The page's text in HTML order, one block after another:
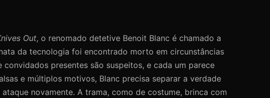
Out, o renomado detetive Benoit Blanc é chamado a
da tecnologia foi encontrado morto em circunstâncias
convidados presentes são suspeitos, e cada um parece
e múltiplos motivos, Blanc precisa separar a verdade
novamente. A trama, como de costume, brinca com